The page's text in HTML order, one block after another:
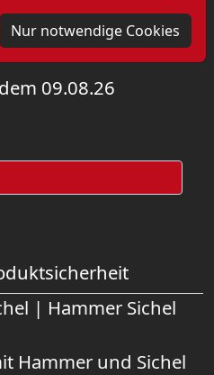
Nur notwendige Cookies
09.08.26
| Hammer Sichel
Hammer und Sichel